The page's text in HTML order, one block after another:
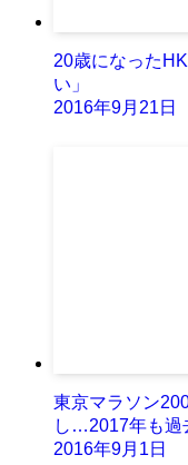
20歳になった
い」
2016年9月21日
東京マラソン
し…2017年も過
2016年9月1日